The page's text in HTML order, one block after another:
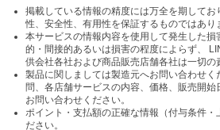
掲載している情報の精度には万全を期して
性、安全性、有用性を保証するものではあり
本サービスの情報内容を使用して発生した
的・間接的あるいは損害の程度によらず、
供会社各社および商品販売店舗各社は一切の
製品に関しましては製造元へお問い合わせ
問、各店舗サービスの内容、価格、販売開
お問い合わせください。
ポイント・支払額の正確な情報（付与条件・
ださい。